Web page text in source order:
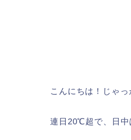
こんにちは！じゃ
連日20℃超で、日中